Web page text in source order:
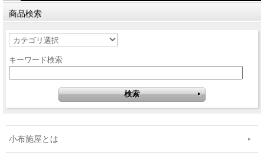
商品検索
キーワード検索
小布施屋とは